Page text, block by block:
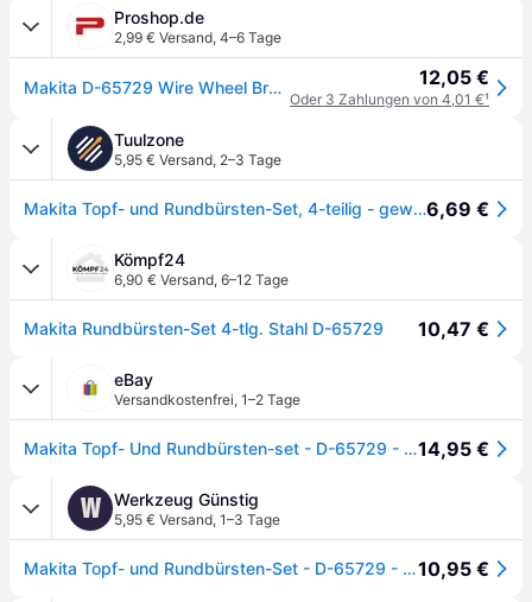
Proshop.de
2,99 € Versand, 4–6 Tage
Makita D-65729 Wire Wheel Brush 4 Pieces 12,05 €
Oder 3 Zahlungen von 4,01 €¹
Tuulzone
5,95 € Versand, 2–3 Tage
Makita Topf- und Rundbürsten-Set, 4-teilig - gewellt - verzinkter Stahl - Rundschaft - D-657296,69 €
Kömpf24
6,90 € Versand, 6–12 Tage
Makita Rundbürsten-Set 4-tlg. Stahl D-65729 10,47 €
eBay
Versandkostenfrei, 1–2 Tage
Makita Topf- Und Rundbürsten-set - D-65729 - 4-tlg. - 63mm / 2x75mm / 100mm14,95 €
W Werkzeug Günstig
5,95 € Versand, 1–3 Tage
Makita Topf- und Rundbürsten-Set - D-65729 - 4-tlg. - 63mm / 2x75mm / 100mm10,95 €